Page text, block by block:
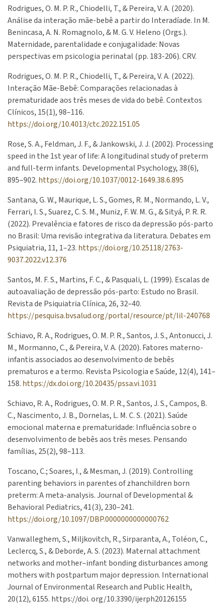
Rodrigues, O. M. P. R., Chiodelli, T., & Pereira, V. A. (2020).
Análise da interação mãe-bebê a partir do Interadíade. In M.
Benincasa, A. N. Romagnolo, & M. G. V. Heleno (Orgs.).
Maternidade, parentalidade e conjugalidade: Novas
perspectivas em psicologia perinatal (pp. 183-206). CRV.
Rodrigues, O. M. P. R., Chiodelli, T., & Pereira, V. A. (2022).
Interação Mãe-Bebê: Comparações relacionadas à
prematuridade aos três meses de vida do bebê. Contextos
Clínicos, 15(1), 98–116.
https://doi.org/10.4013/ctc.2022.151.05
Rose, S. A., Feldman, J. F., & Jankowski, J. J. (2002). Processing
speed in the 1st year of life: A longitudinal study of preterm
and full-term infants. Developmental Psychology, 38(6),
895–902. https://doi.org/10.1037/0012-1649.38.6.895
Santana, G. W., Maurique, L. S., Gomes, R. M., Normando, L. V.,
Ferrari, I. S., Suarez, C. S. M., Muniz, F. W. M. G., & Sityá, P. R. R.
(2022). Prevalência e fatores de risco da depressão pós-parto
no Brasil: Uma revisão integrativa da literatura. Debates em
Psiquiatria, 11, 1–23. https://doi.org/10.25118/2763-
9037.2022.v12.376
Santos, M. F. S., Martins, F. C., & Pasquali, L. (1999). Escalas de
autoavaliação de depressão pós-parto: Estudo no Brasil.
Revista de Psiquiatria Clínica, 26, 32–40.
https://pesquisa.bvsalud.org/portal/resource/pt/lil-240768
Schiavo, R. A., Rodrigues, O. M. P. R., Santos, J. S., Antonucci, J.
M., Mormanno, C., & Pereira, V. A. (2020). Fatores materno-
infantis associados ao desenvolvimento de bebês
prematuros e a termo. Revista Psicologia e Saúde, 12(4), 141–
158. https://dx.doi.org/10.20435/pssa.vi.1031
Schiavo, R. A., Rodrigues, O. M. P. R., Santos, J. S., Campos, B.
C., Nascimento, J. B., Dornelas, L. M. C. S. (2021). Saúde
emocional materna e prematuridade: Influência sobre o
desenvolvimento de bebês aos três meses. Pensando
famílias, 25(2), 98–113.
Toscano, C.; Soares, I., & Mesman, J. (2019). Controlling
parenting behaviors in parentes of zhanchildren born
preterm: A meta-analysis. Journal of Developmental &
Behavioral Pediatrics, 41(3), 230–241.
https://doi.org/10.1097/DBP.0000000000000762
Vanwalleghem, S., Miljkovitch, R., Sirparanta, A., Toléon, C.,
Leclercq, S., & Deborde, A. S. (2023). Maternal attachment
networks and mother–infant bonding disturbances among
mothers with postpartum major depression. International
Journal of Environmental Research and Public Health,
20(12), 6155. https://doi. org/10.3390/ijerph20126155